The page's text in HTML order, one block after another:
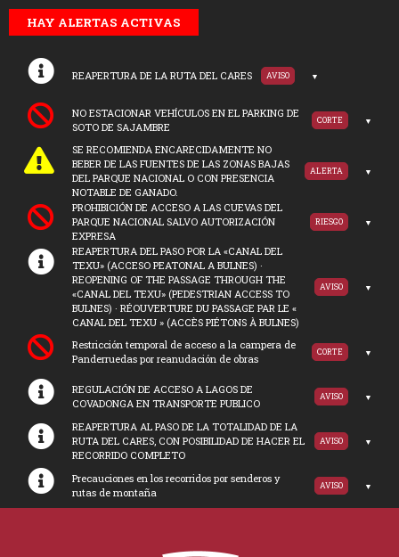
HAY ALERTAS ACTIVAS
REAPERTURA DE LA RUTA DEL CARES AVISO
NO ESTACIONAR VEHÍCULOS EN EL PARKING DE
SOTO DE SAJAMBRE
CORTE
SE RECOMIENDA ENCARECIDAMENTE NO
BEBER DE LAS FUENTES DE LAS ZONAS BAJAS
DEL PARQUE NACIONAL O CON PRESENCIA
NOTABLE DE GANADO.
ALERTA
PROHIBICIÓN DE ACCESO A LAS CUEVAS DEL
PARQUE NACIONAL SALVO AUTORIZACIÓN
EXPRESA
RIESGO
REAPERTURA DEL PASO POR LA «CANAL DEL
TEXU» (ACCESO PEATONAL A BULNES) ·
REOPENING OF THE PASSAGE THROUGH THE
«CANAL DEL TEXU» (PEDESTRIAN ACCESS TO
BULNES) · RÉOUVERTURE DU PASSAGE PAR LE «
CANAL DEL TEXU » (ACCÈS PIÉTONS À BULNES)
AVISO
Restricción temporal de acceso a la campera de
Panderruedas por reanudación de obras
CORTE
REGULACIÓN DE ACCESO A LAGOS DE
COVADONGA EN TRANSPORTE PUBLICO
AVISO
REAPERTURA AL PASO DE LA TOTALIDAD DE LA
RUTA DEL CARES, CON POSIBILIDAD DE HACER EL
RECORRIDO COMPLETO
AVISO
Precauciones en los recorridos por senderos y
rutas de montaña
AVISO